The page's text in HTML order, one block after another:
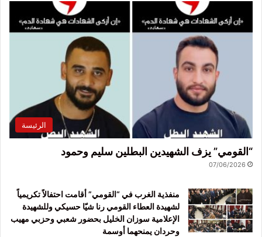
الرئيسة
“القومي” يزف الشهيدين البطلين سليم وحمود
07/06/2026
منفذية الغرب في “القومي” أقامت احتفالاً تكريمياً
لشهيدة العطاء القومي رنا شيّا حسيكي وللشهيدة
الإعلامية سوزان الخليل بحضور شعبي وحزبي مهيب
وحردان يمنحهما أوسمة